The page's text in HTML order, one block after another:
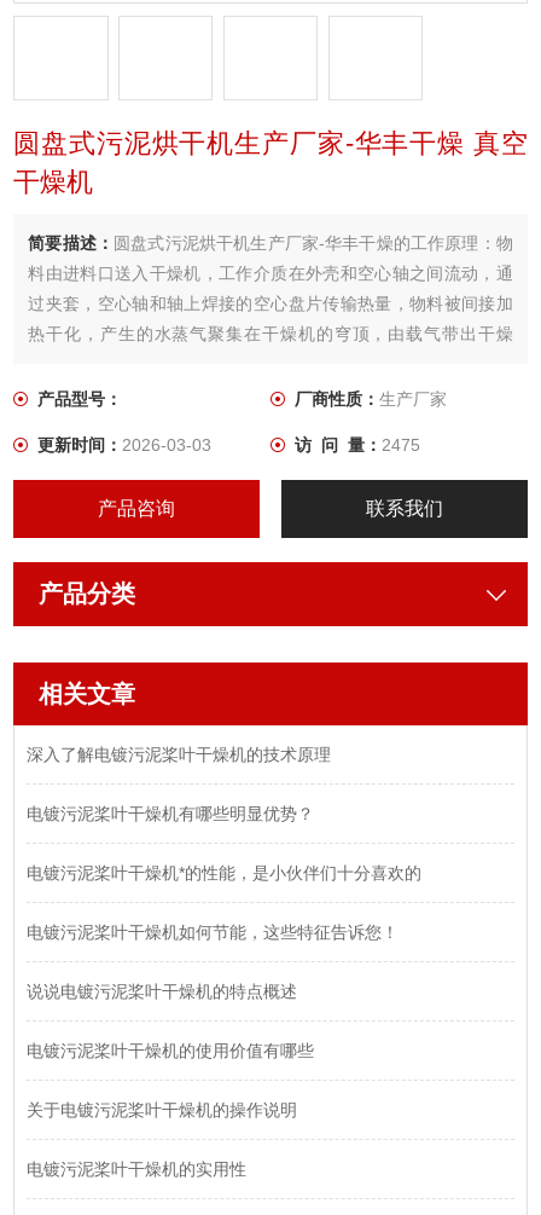
圆盘式污泥烘干机生产厂家-华丰干燥 真空
干燥机
简要描述： 圆盘式污泥烘干机生产厂家-华丰干燥的工作原理：物
料由进料口送入干燥机，工作介质在外壳和空心轴之间流动，通
过夹套，空心轴和轴上焊接的空心盘片传输热量，物料被间接加
热干化，产生的水蒸气聚集在干燥机的穹顶，由载气带出干燥
搅拌器的作用，对物料进行推进搅拌，不断更新干燥面，从而实
产品型号： 厂商性质： 生产厂家
更新时间：2026-03-03 访 问 量： 2475
产品咨询 联系我们
产品分类
相关文章
深入了解电镀污泥桨叶干燥机的技术原理
电镀污泥桨叶干燥机有哪些明显优势？
电镀污泥桨叶干燥机*的性能，是小伙伴们十分喜欢的
电镀污泥桨叶干燥机如何节能，这些特征告诉您！
说说电镀污泥桨叶干燥机的特点概述
电镀污泥桨叶干燥机的使用价值有哪些
关于电镀污泥桨叶干燥机的操作说明
电镀污泥桨叶干燥机的实用性